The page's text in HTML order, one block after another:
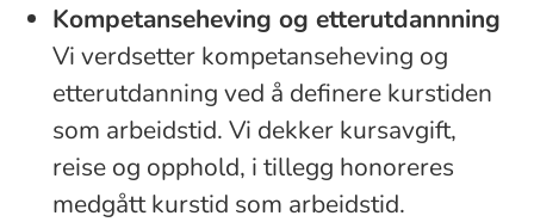
Kompetanseheving og etterutdannning
Vi verdsetter kompetanseheving og
etterutdanning ved å definere kurstiden
som arbeidstid. Vi dekker kursavgift,
reise og opphold, i tillegg honoreres
medgått kurstid som arbeidstid.